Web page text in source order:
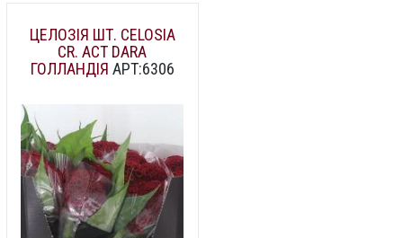
ЦЕЛОЗІЯ ШТ. CELOSIA
CR. ACT DARA
ГОЛЛАНДІЯ АРТ:6306